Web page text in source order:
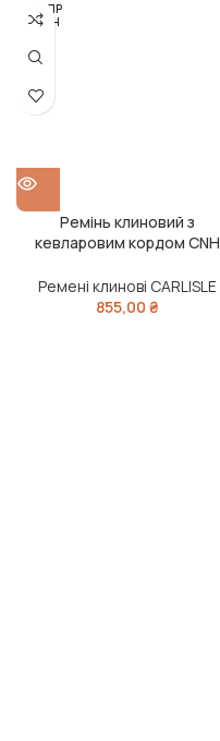
РОЗПР
ОДАН
Ремінь клиновий з
кевларовим кордом CNH
84073457)(CARLISLE)
Ремені клинові CARLISLE
855,00 ₴